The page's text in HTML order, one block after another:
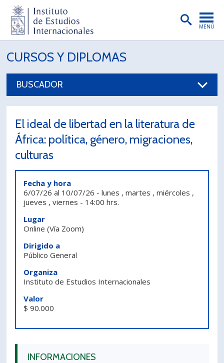
MENÚ
PORTADA
INSTITUTO
INVESTIGACIÓN
PUBLICACIONES
BIBLIOTECA
Postulantes
Estudiantes
CURSOS Y DIPLOMAS
BUSCADOR
El ideal de libertad en la literatura de
África: política, género, migraciones,
culturas
INFORMACIONES
Fecha y hora
6/07/26 al 10/07/26 -lunes , martes , miércoles ,
jueves , viernes - 14:00 hrs.
Lugar
Online (Vía Zoom)
Dirigido a
Público General
Organiza
Instituto de Estudios Internacionales
Valor
$ 90.000